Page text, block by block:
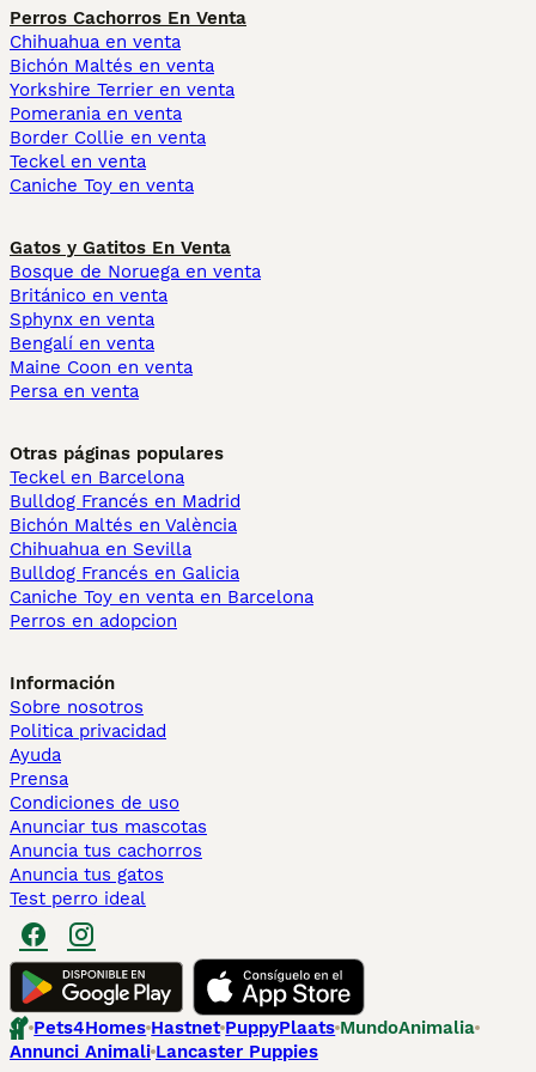
Perros Cachorros En Venta
Chihuahua en venta
Bichón Maltés en venta
Yorkshire Terrier en venta
Pomerania en venta
Border Collie en venta
Teckel en venta
Caniche Toy en venta
Gatos y Gatitos En Venta
Bosque de Noruega en venta
Británico en venta
Sphynx en venta
Bengalí en venta
Maine Coon en venta
Persa en venta
Otras páginas populares
Teckel en Barcelona
Bulldog Francés en Madrid
Bichón Maltés en València
Chihuahua en Sevilla
Bulldog Francés en Galicia
Caniche Toy en venta en Barcelona
Perros en adopcion
Información
Sobre nosotros
Politica privacidad
Ayuda
Prensa
Condiciones de uso
Anunciar tus mascotas
Anuncia tus cachorros
Anuncia tus gatos
Test perro ideal
Pets4Homes Hastnet PuppyPlaats MundoAnimalia
Annunci Animali Lancaster Puppies